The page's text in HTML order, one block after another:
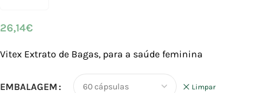
26,14€
Vitex Extrato de Bagas, para a saúde feminina
EMBALAGEM Limpar